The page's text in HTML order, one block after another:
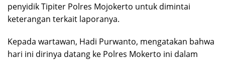
penyidik Tipiter Polres Mojokerto untuk dimintai
keterangan terkait laporanya.
Kepada wartawan, Hadi Purwanto, mengatakan bahwa
hari ini dirinya datang ke Polres Mokerto ini dalam